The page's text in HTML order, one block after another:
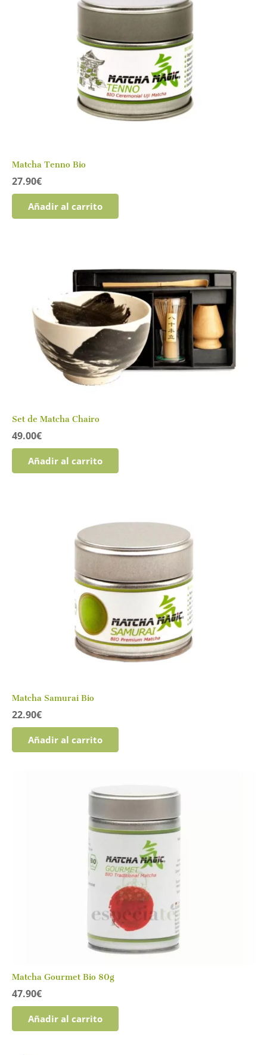
Matcha Tenno Bio
27.90€
Añadir al carrito
Set de Matcha Chairo
49.00€
Añadir al carrito
Matcha Samurai Bio
22.90€
Añadir al carrito
Matcha Gourmet Bio 80g
47.90€
Añadir al carrito